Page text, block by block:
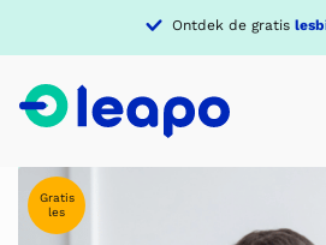
Ontdek de gratis
Gratis
les